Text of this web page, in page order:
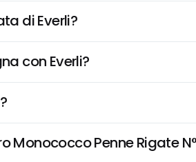
di Everli?
con Everli?
Monococco Penne Rigate